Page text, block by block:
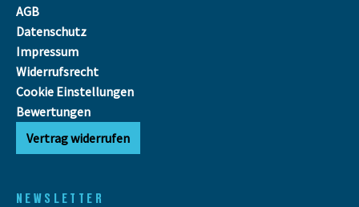
AGB
Datenschutz
Impressum
Widerrufsrecht
Cookie Einstellungen
Bewertungen
Vertrag widerrufen
NEWSLETTER